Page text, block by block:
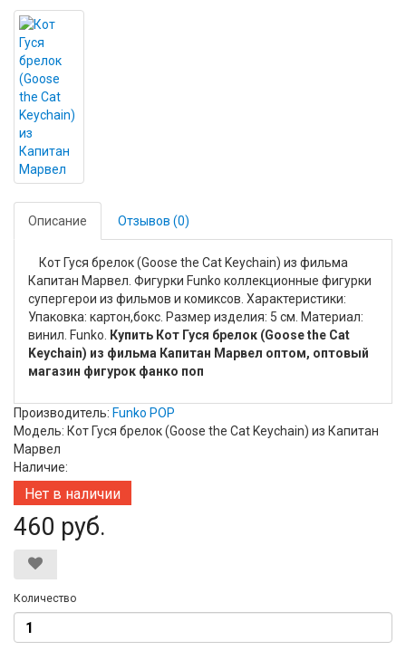
Описание Отзывов (0)
Кот Гуся брелок (Goose the Cat Keychain) из фильма
Капитан Марвел. Фигурки Funko коллекционные фигурки
супергерои из фильмов и комиксов. Характеристики:
Упаковка: картон,бокс. Размер изделия: 5 см. Материал:
винил. Funko.
Купить Кот Гуся брелок (Goose the Cat
Keychain) из фильма Капитан Марвел оптом, оптовый
магазин фигурок фанко поп
Производитель: Funko POP
Модель: Кот Гуся брелок (Goose the Cat Keychain) из Капитан
Марвел
Наличие:
Нет в наличии
460 руб.
Количество